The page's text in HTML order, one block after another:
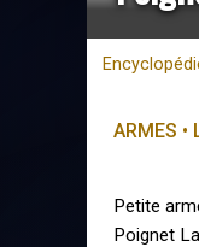
ARMES •
Petite
Poignet